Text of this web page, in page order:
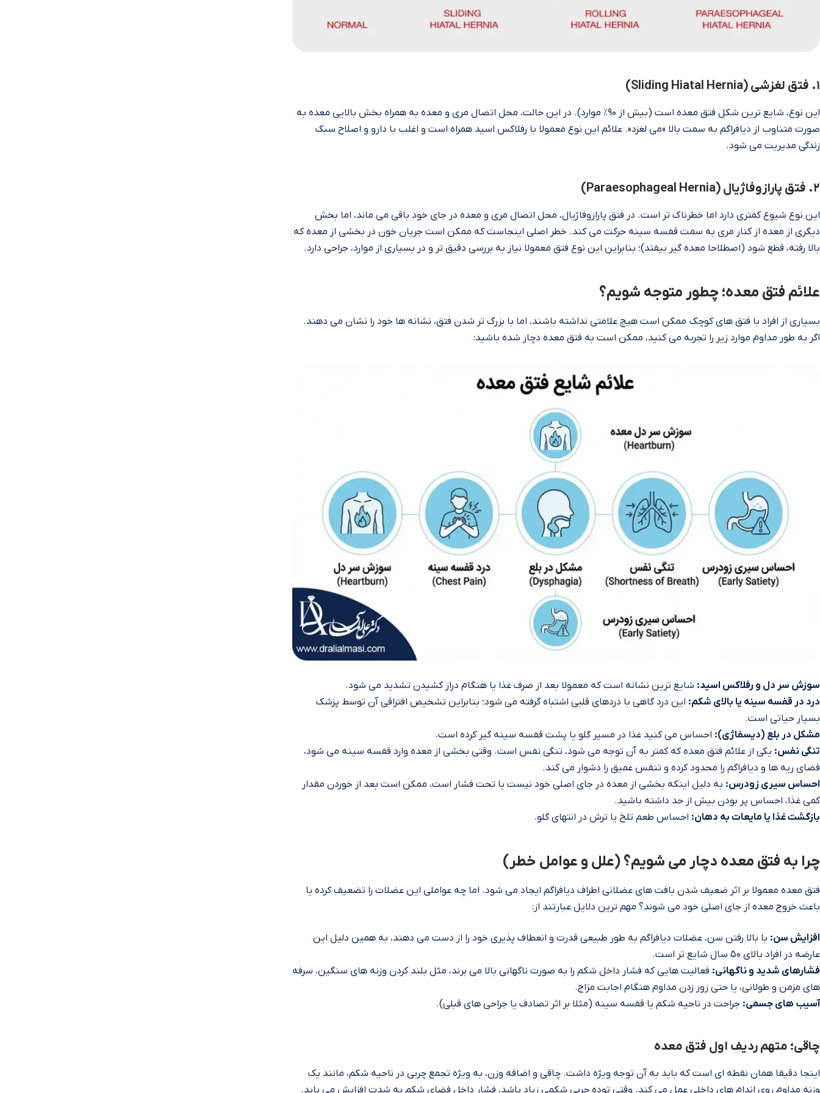
۱. فتق لغزشی (Sliding Hiatal Hernia)
این نوع، شایع‌ ترین شکل فتق معده است (بیش از ۹۰٪ موارد). در این حالت، محل اتصال مری و معده به همراه بخش بالایی معده به
صورت متناوب از دیافراگم به سمت بالا «می‌ لغزد». علائم این نوع معمولا با رفلاکس اسید همراه است و اغلب با دارو و اصلاح سبک
زندگی مدیریت می‌ شود.
۲. فتق پارازوفاژیال (Paraesophageal Hernia)
این نوع شیوع کمتری دارد اما خطرناک‌ تر است. در فتق پارازوفاژیال، محل اتصال مری و معده در جای خود باقی می‌ ماند، اما بخش
دیگری از معده از کنار مری به سمت قفسه سینه حرکت می‌ کند. خطر اصلی اینجاست که ممکن است جریان خون در بخشی از معده که
بالا رفته، قطع شود (اصطلاحا معده گیر بیفتد)؛ بنابراین این نوع فتق معمولا نیاز به بررسی دقیق‌ تر و در بسیاری از موارد، جراحی دارد.
علائم فتق معده؛ چطور متوجه شویم؟
بسیاری از افراد با فتق‌ های کوچک ممکن است هیچ علامتی نداشته باشند، اما با بزرگ‌ تر شدن فتق، نشانه‌ ها خود را نشان می‌ دهند.
اگر به طور مداوم موارد زیر را تجربه می‌ کنید، ممکن است به فتق معده دچار شده باشید:
سوزش سر دل و رفلاکس اسید: شایع‌ ترین نشانه است که معمولا بعد از صرف غذا یا هنگام دراز کشیدن تشدید می‌ شود.
درد در قفسه سینه یا بالای شکم: این درد گاهی با دردهای قلبی اشتباه گرفته می‌ شود؛ بنابراین تشخیص افتراقی آن توسط پزشک
بسیار حیاتی است.
مشکل در بلع (دیسفاژی): احساس می‌ کنید غذا در مسیر گلو یا پشت قفسه سینه گیر کرده است.
تنگی نفس: یکی از علائم فتق معده که کمتر به آن توجه می‌ شود، تنگی نفس است. وقتی بخشی از معده وارد قفسه سینه می‌ شود،
فضای ریه‌ ها و دیافراگم را محدود کرده و تنفس عمیق را دشوار می‌ کند.
احساس سیری زودرس: به دلیل اینکه بخشی از معده در جای اصلی خود نیست یا تحت فشار است، ممکن است بعد از خوردن مقدار
کمی غذا، احساس پر بودن بیش از حد داشته باشید.
بازگشت غذا یا مایعات به دهان: احساس طعم تلخ یا ترش در انتهای گلو.
چرا به فتق معده دچار می‌ شویم؟ (علل و عوامل خطر)
فتق معده معمولا بر اثر ضعیف شدن بافت‌ های عضلانی اطراف دیافراگم ایجاد می‌ شود. اما چه عواملی این عضلات را تضعیف کرده یا
باعث خروج معده از جای اصلی خود می‌ شوند؟ مهم‌ ترین دلایل عبارتند از:
افزایش سن: با بالا رفتن سن، عضلات دیافراگم به طور طبیعی قدرت و انعطاف‌ پذیری خود را از دست می‌ دهند، به همین دلیل این
عارضه در افراد بالای ۵۰ سال شایع‌ تر است.
فشارهای شدید و ناگهانی: فعالیت‌ هایی که فشار داخل شکم را به صورت ناگهانی بالا می‌ برند، مثل بلند کردن وزنه‌ های سنگین، سرفه‌
های مزمن و طولانی، یا حتی زور زدن مداوم هنگام اجابت مزاج.
آسیب‌ های جسمی: جراحت در ناحیه شکم یا قفسه سینه (مثلا بر اثر تصادف یا جراحی‌ های قبلی).
چاقی؛ متهم ردیف اول فتق معده
اینجا دقیقا همان نقطه‌ ای است که باید به آن توجه ویژه داشت. چاقی و اضافه وزن، به‌ ویژه تجمع چربی در ناحیه شکم، مانند یک
وزنه مداوم روی اندام‌ های داخلی عمل می‌ کند. وقتی توده چربی شکمی زیاد باشد، فشار داخل فضای شکم به شدت افزایش می‌ یابد.